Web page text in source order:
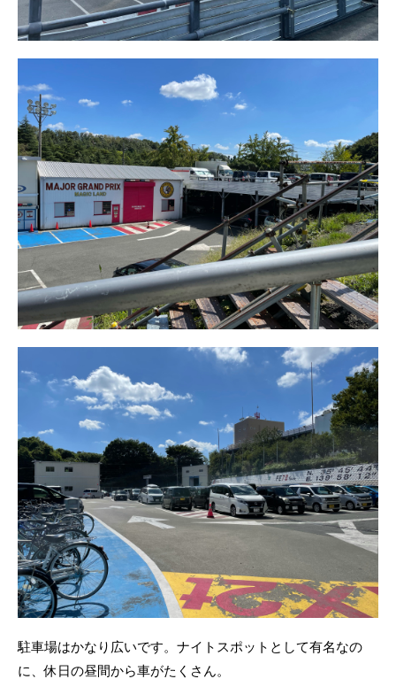
駐車場はかなり広いです。ナイトスポットとして有名なの
に、休日の昼間から車がたくさん。